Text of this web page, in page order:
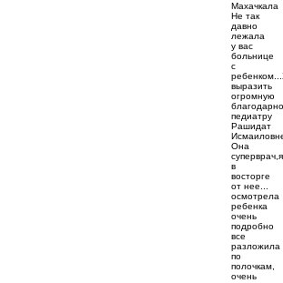
Махачкала
Не так
давно
лежала
у вас
больнице
с
выразить
огромную
педиатру
Рашидат
Она
суперврач,я
в
восторге
от нее...
осмотрела
ребенка
очень
подробно
все
разложила
по
полочкам,
очень